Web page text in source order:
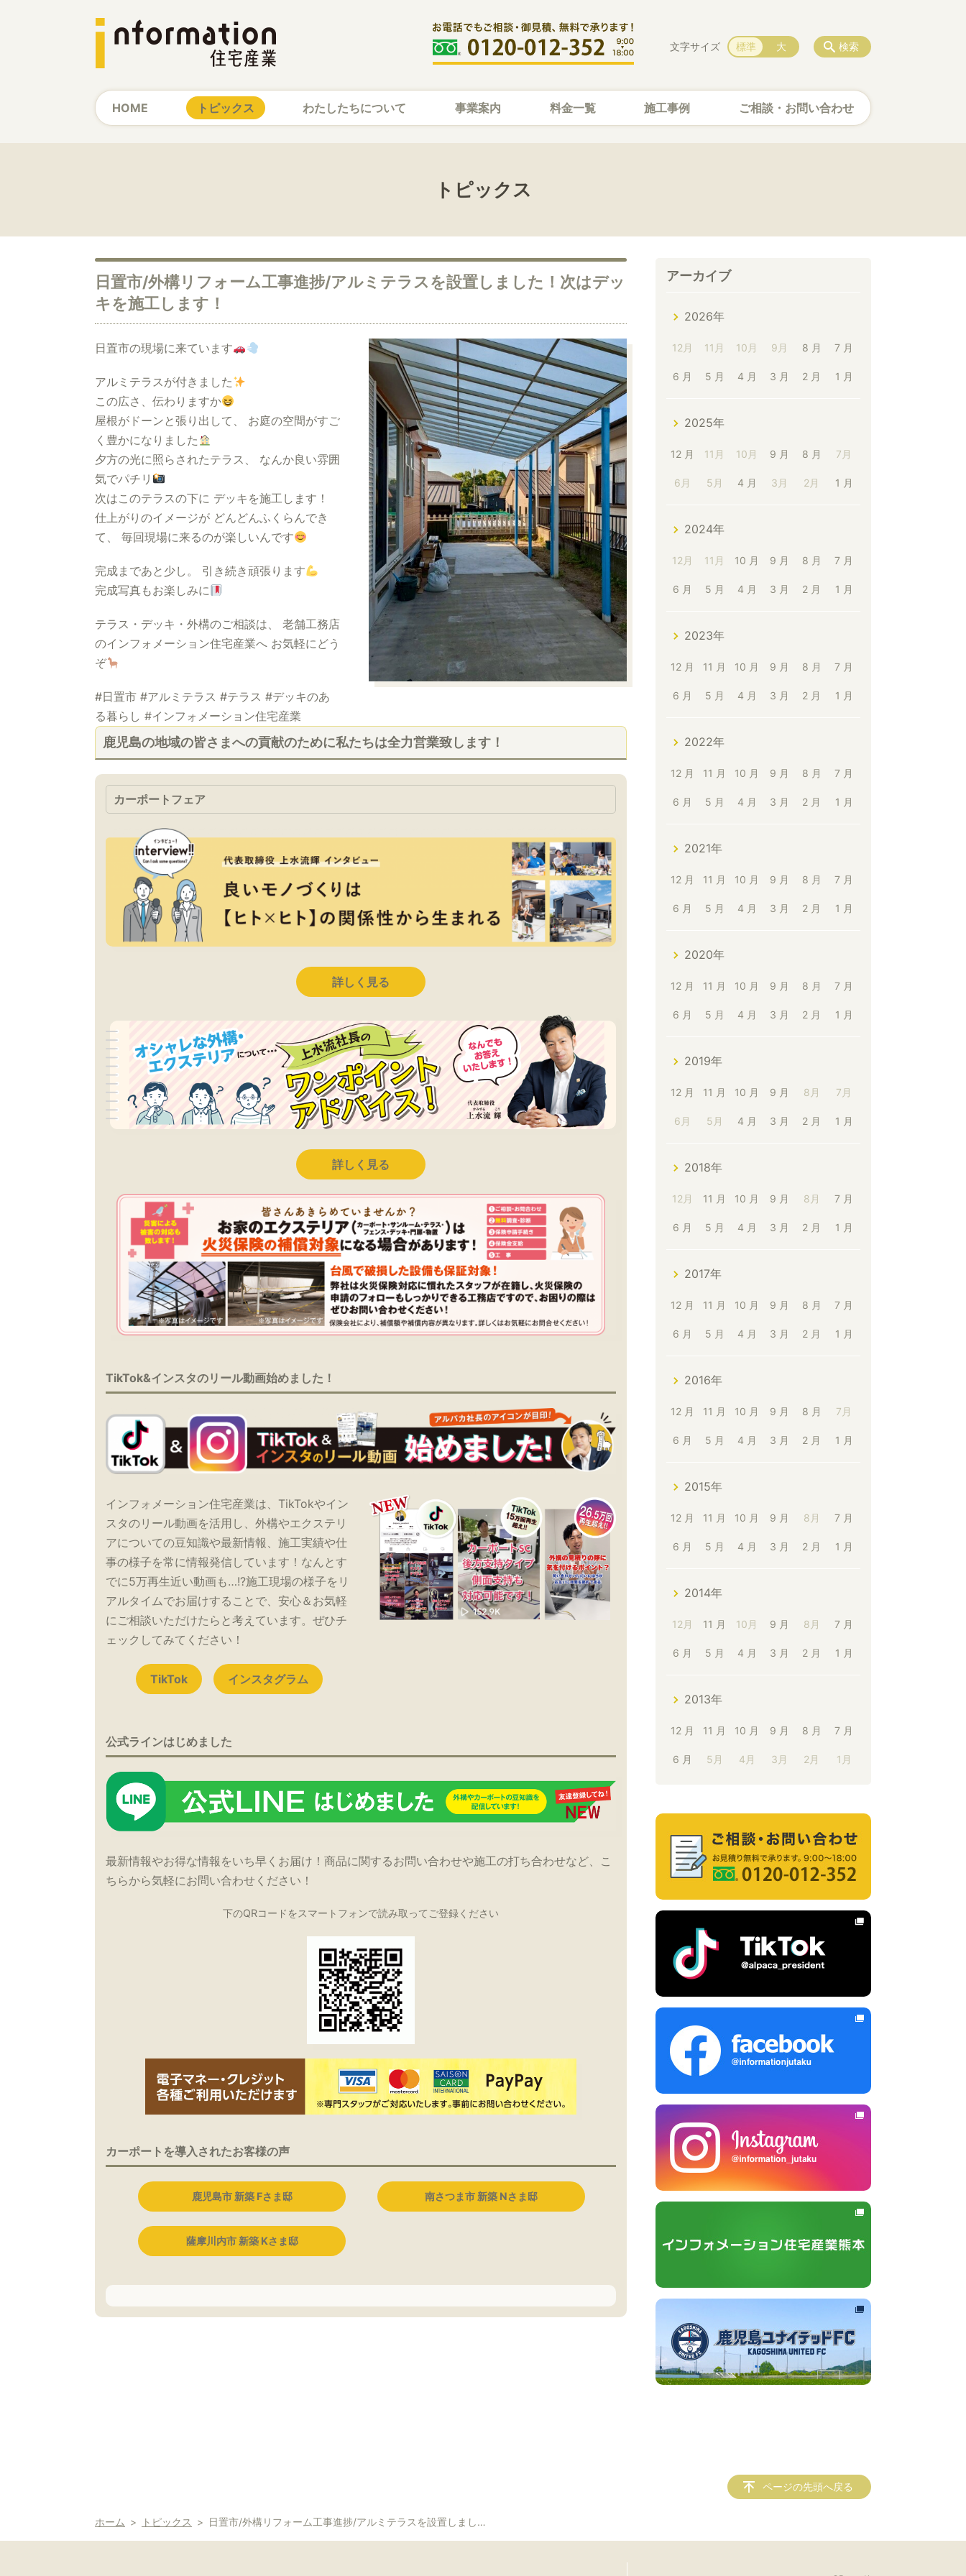
HOME トピックス わたしたちについて 事業案内 料金一覧 施工事例 ご相談・お問い合わせ
検索
文字サイズ 標準 大
トピックス
日置市/外構リフォーム工事進捗/アルミテラスを設置しました！次はデッ
キを施工します！
日置市の現場に来ています
アルミテラスが付きました
この広さ、伝わりますか
屋根がドーンと張り出して、 お庭の空間がすご
く豊かになりました
夕方の光に照らされたテラス、 なんか良い雰囲
気でパチリ
次はこのテラスの下に デッキを施工します！
仕上がりのイメージが どんどんふくらんでき
て、 毎回現場に来るのが楽しいんです
完成まであと少し。 引き続き頑張ります
完成写真もお楽しみに
テラス・デッキ・外構のご相談は、 老舗工務店
のインフォメーション住宅産業へ お気軽にどう
ぞ
#日置市 #アルミテラス #テラス #デッキのあ
る暮らし #インフォメーション住宅産業
鹿児島の地域の皆さまへの貢献のために私たちは全力営業致します！
カーポートフェア
詳しく見る
詳しく見る
TikTok&インスタのリール動画始めました！
インフォメーション住宅産業は、TikTokやイン
スタのリール動画を活用し、外構やエクステリ
アについての豆知識や最新情報、施工実績や仕
事の様子を常に情報発信しています！なんとす
でに5万再生近い動画も…!?施工現場の様子をリ
アルタイムでお届けすることで、安心＆お気軽
にご相談いただけたらと考えています。ぜひチ
ェックしてみてください！
TikTok インスタグラム
公式ラインはじめました
最新情報やお得な情報をいち早くお届け！商品に関するお問い合わせや施工の打ち合わせなど、こ
ちらから気軽にお問い合わせください！
下のQRコードをスマートフォンで読み取ってご登録ください
カーポートを導入されたお客様の声
鹿児島市 新築 Fさま邸 南さつま市 新築 Nさま邸
薩摩川内市 新築 Kさま邸
アーカイブ
2026年
12月 11月 10月 9月 8 月 7 月
6 月 5 月 4 月 3 月 2 月 1 月
2025年
12 月 11月 10月 9 月 8 月 7月
6月 5月 4 月 3月 2月 1 月
2024年
12月 11月 10 月 9 月 8 月 7 月
6 月 5 月 4 月 3 月 2 月 1 月
2023年
12 月 11 月 10 月 9 月 8 月 7 月
6 月 5 月 4 月 3 月 2 月 1 月
2022年
12 月 11 月 10 月 9 月 8 月 7 月
6 月 5 月 4 月 3 月 2 月 1 月
2021年
12 月 11 月 10 月 9 月 8 月 7 月
6 月 5 月 4 月 3 月 2 月 1 月
2020年
12 月 11 月 10 月 9 月 8 月 7 月
6 月 5 月 4 月 3 月 2 月 1 月
2019年
12 月 11 月 10 月 9 月 8月 7月
6月 5月 4 月 3 月 2 月 1 月
2018年
12月 11 月 10 月 9 月 8月 7 月
6 月 5 月 4 月 3 月 2 月 1 月
2017年
12 月 11 月 10 月 9 月 8 月 7 月
6 月 5 月 4 月 3 月 2 月 1 月
2016年
12 月 11 月 10 月 9 月 8 月 7月
6 月 5 月 4 月 3 月 2 月 1 月
2015年
12 月 11 月 10 月 9 月 8月 7 月
6 月 5 月 4 月 3 月 2 月 1 月
2014年
12月 11 月 10月 9 月 8月 7 月
6 月 5 月 4 月 3 月 2 月 1 月
2013年
12 月 11 月 10 月 9 月 8 月 7 月
6 月 5月 4月 3月 2月 1月
ページの先頭へ戻る
ホーム トピックス 日置市/外構リフォーム工事進捗/アルミテラスを設置しました！次はデッキを施工します！